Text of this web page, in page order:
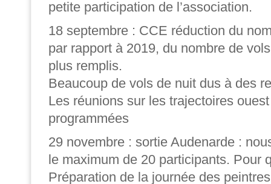
petite participation de l’association.
18 septembre : CCE réduction du
par rapport à 2019, du nombre de
plus remplis.
Beaucoup de vols de nuit dus à des
Les réunions sur les trajectoires
programmées
29 novembre : sortie Audenarde :
le maximum de 20 participants. Pour
Préparation de la journée des